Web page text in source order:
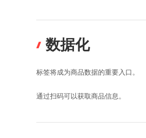
数据化
标签将成为商品数据的重要入口。
通过扫码可以获取商品信息。